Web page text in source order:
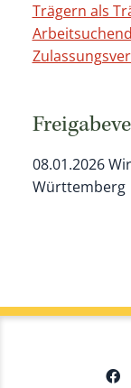
Trägern als
08.01.2026
Württemberg